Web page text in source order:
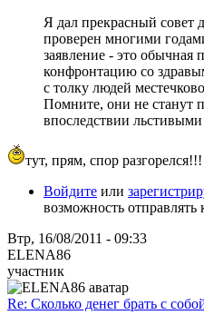
Я дал прекрасный совет
проверен многими
заявление - это обычная
конфронтацию со
с толку людей
Помните, они не станут
впоследствии
тут, прям, спор
Войдите или
возможность отправлять
Втр, 16/08/2011 - 09:33
ELENA86
участник
Re: Сколько денег брать с